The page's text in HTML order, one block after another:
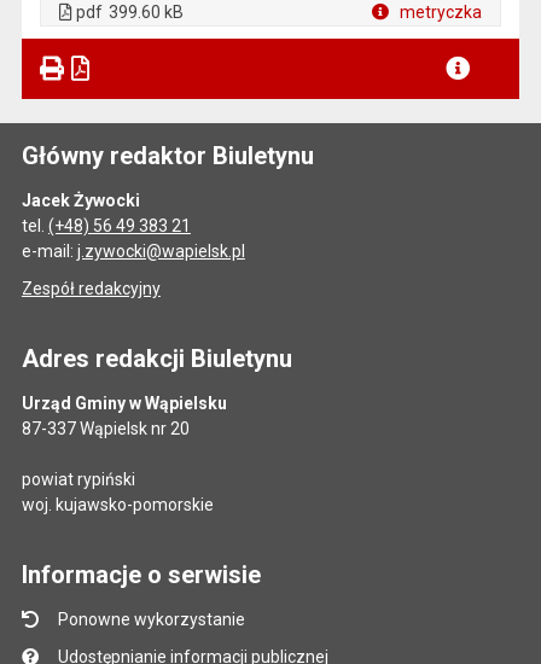
pdf 399.60 kB metryczka
Główny redaktor Biuletynu
Jacek Żywocki
tel. (+48) 56 49 383 21
e-mail: j.zywocki@wapielsk.pl
Zespół redakcyjny
Adres redakcji Biuletynu
Urząd Gminy w Wąpielsku
87-337 Wąpielsk nr 20
powiat rypiński
woj. kujawsko-pomorskie
Informacje o serwisie
Ponowne wykorzystanie
Udostępnianie informacji publicznej